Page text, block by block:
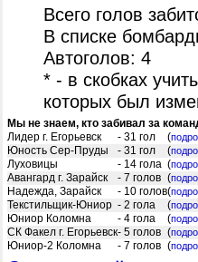
Всего голов
В списке
Автоголов: 4
* - в скобках
которых был
Мы не знаем, кто забивал за
Лидер г. Егорьевск
- 31 гол (
Юность Сер-Пруды
- 31 гол (
Луховицы
- 14 гола (
Авангард г. Зарайск
- 7 голов (
Надежда, Зарайск
- 10 голов(
Текстильщик-Юниор - 2 гола (
Юниор Коломна
- 4 гола (
СК Факел г. Егорьевск- 5 голов (
Юниор-2 Коломна
- 7 голов (